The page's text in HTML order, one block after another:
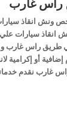
راس غارب
ونش انقاذ
ارخص ونش انقاذ
طريق راس غارب و
غارب نقدم